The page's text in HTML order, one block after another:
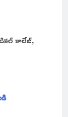
కాలేజ్,